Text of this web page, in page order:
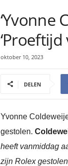
‘Yvonne
‘Proeftijd
oktober 10, 2023
DELEN
Yvonne
gestolen.
heeft vanmiddag
zijn Rolex